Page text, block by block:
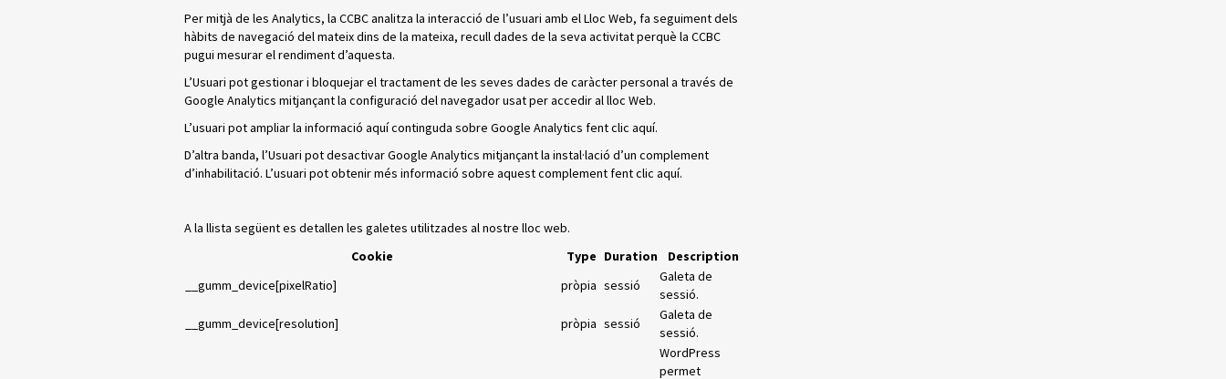
Per mitjà de les Analytics, la CCBC analitza la interacció de l’usuari amb el Lloc Web, fa seguiment dels
hàbits de navegació del mateix dins de la mateixa, recull dades de la seva activitat perquè la CCBC
pugui mesurar el rendiment d’aquesta.
L’Usuari pot gestionar i bloquejar el tractament de les seves dades de caràcter personal a través de
Google Analytics mitjançant la configuració del navegador usat per accedir al lloc Web.
L’usuari pot ampliar la informació aquí continguda sobre Google Analytics fent clic aquí.
D’altra banda, l’Usuari pot desactivar Google Analytics mitjançant la instal·lació d’un complement
d’inhabilitació. L’usuari pot obtenir més informació sobre aquest complement fent clic aquí.
A la llista següent es detallen les galetes utilitzades al nostre lloc web.
Cookie
Type Duration
Description
__gumm_device[pixelRatio]
pròpia sessió
Galeta de
sessió.
__gumm_device[resolution]
pròpia sessió
Galeta de
sessió.
WordPress
permet